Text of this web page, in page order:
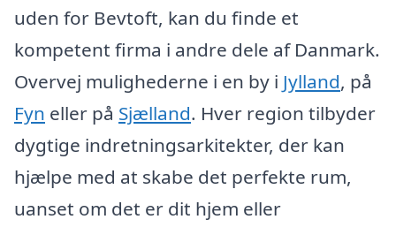
uden for Bevtoft, kan du finde et
kompetent firma i andre dele af Danmark.
Overvej mulighederne i en by i Jylland, på
Fyn eller på Sjælland. Hver region tilbyder
dygtige indretningsarkitekter, der kan
hjælpe med at skabe det perfekte rum,
uanset om det er dit hjem eller